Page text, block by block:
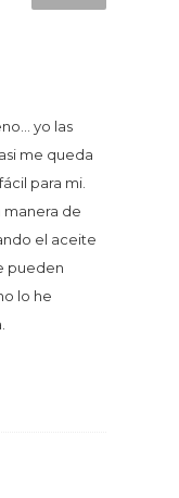
yo las
me queda
para mi.
manera de
el aceite
pueden
lo he